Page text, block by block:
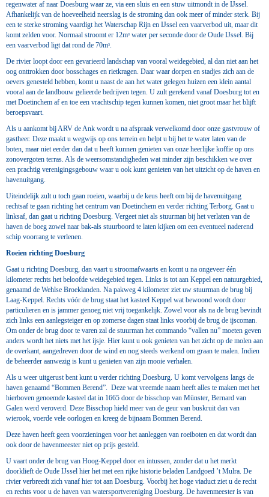
regenwater af naar Doesburg waar ze, via een sluis en een stuw uitmondt in de IJssel.
Afhankelijk van de hoeveelheid neerslag is de stroming dan ook meer of minder sterk. Bij
een te sterke stroming vaardigt het Waterschap Rijn en IJssel een vaarverbod uit, maar dit
komt zelden voor. Normaal stroomt er 12mᵌ water per seconde door de Oude IJssel. Bij
een vaarverbod ligt dat rond de 70mᵌ.
De rivier loopt door een gevarieerd landschap van vooral weidegebied, al dan niet aan het
oog onttrokken door bosschages en rietkragen. Daar waar dorpen en stadjes zich aan de
oevers genesteld hebben, komt u naast de aan het water gelegen huizen een klein aantal
vooral aan de landbouw gelieerde bedrijven tegen. U zult gerekend vanaf Doesburg tot en
met Doetinchem af en toe een vrachtschip tegen kunnen komen, niet groot maar het blijft
beroepsvaart.
Als u aankomt bij ARV de Ank wordt u na afspraak verwelkomd door onze gastvrouw of
gastheer. Deze maakt u wegwijs op ons terrein en helpt u bij het te water laten van de
boten, maar niet eerder dan dat u heeft kunnen genieten van onze heerlijke koffie op ons
zonovergoten terras. Als de weersomstandigheden wat minder zijn beschikken we over
een prachtig verenigingsgebouw waar u ook kunt genieten van het uitzicht op de haven en
havenuitgang.
Uiteindelijk zult u toch gaan roeien, waarbij u de keus heeft om bij de havenuitgang
rechtsaf te gaan richting het centrum van Doetinchem en verder richting Terborg. Gaat u
linksaf, dan gaat u richting Doesburg. Vergeet niet als stuurman bij het verlaten van de
haven de boeg zowel naar bak-als stuurboord te laten kijken om een eventueel naderend
schip voorrang te verlenen.
Roeien richting Doesburg
Gaat u richting Doesburg, dan vaart u stroomafwaarts en komt u na ongeveer één
kilometer rechts het beloofde weidegebied tegen. Links is tot aan Keppel een natuurgebied,
genaamd de Wehlse Broeklanden. Na pakweg 4 kilometer ziet uw stuurman de brug bij
Laag-Keppel. Rechts vóór de brug staat het kasteel Keppel wat bewoond wordt door
particulieren en is jammer genoeg niet vrij toegankelijk. Zowel voor als na de brug bevindt
zich links een aanlegsteiger en op zomerse dagen staat links voorbij de brug de ijscoman.
Om onder de brug door te varen zal de stuurman het commando “vallen nu” moeten geven
anders wordt het niets met het ijsje. Hier kunt u ook genieten van het zicht op de molen aan
de overkant, aangedreven door de wind en nog steeds werkend om graan te malen. Indien
de beheerder aanwezig is kunt u genieten van zijn mooie verhalen.
Als u weer uitgerust bent kunt u verder richting Doesburg. U komt vervolgens langs de
haven genaamd “Bommen Berend”. Deze wat vreemde naam heeft alles te maken met het
hierboven genoemde kasteel dat in 1665 door de bisschop van Münster, Bernard van
Galen werd veroverd. Deze Bisschop hield meer van de geur van buskruit dan van
wierook, voerde vele oorlogen en kreeg de bijnaam Bommen Berend.
Deze haven heeft geen voorzieningen voor het aanleggen van roeiboten en dat wordt dan
ook door de havenmeester niet op prijs gesteld.
U vaart onder de brug van Hoog-Keppel door en intussen, zonder dat u het merkt
doorklieft de Oude IJssel hier het met een rijke historie beladen Landgoed ’t Mulra. De
rivier verbreedt zich vanaf hier tot aan Doesburg. Voorbij het hoge viaduct ziet u de recht
en rechts voor u de haven van watersportvereniging Doesburg. De havenmeester is van